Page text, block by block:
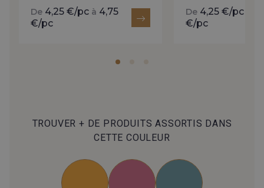
De 4,25 €/pc à 4,75
€/pc
De 4,25 €/pc
€/pc
TROUVER + DE PRODUITS ASSORTIS DANS
CETTE COULEUR